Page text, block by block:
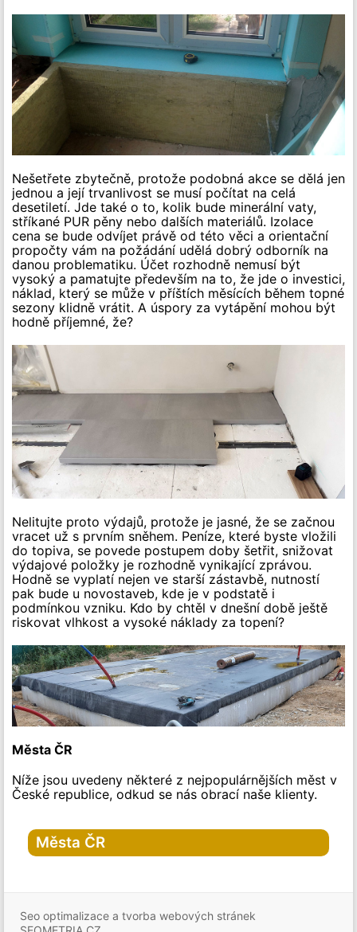
Nešetřete zbytečně, protože podobná akce se dělá jen
jednou a její trvanlivost se musí počítat na celá
desetiletí. Jde také o to, kolik bude minerální vaty,
stříkané PUR pěny nebo dalších materiálů. Izolace
cena se bude odvíjet právě od této věci a orientační
propočty vám na požádání udělá dobrý odborník na
danou problematiku. Účet rozhodně nemusí být
vysoký a pamatujte především na to, že jde o investici,
náklad, který se může v příštích měsících během topné
sezony klidně vrátit. A úspory za vytápění mohou být
hodně příjemné, že?
Nelitujte proto výdajů, protože je jasné, že se začnou
vracet už s prvním sněhem. Peníze, které byste vložili
do topiva, se povede postupem doby šetřit, snižovat
výdajové položky je rozhodně vynikající zprávou.
Hodně se vyplatí nejen ve starší zástavbě, nutností
pak bude u novostaveb, kde je v podstatě i
podmínkou vzniku. Kdo by chtěl v dnešní době ještě
riskovat vlhkost a vysoké náklady za topení?
Města ČR
Níže jsou uvedeny některé z nejpopulárnějších měst v
České republice, odkud se nás obrací naše klienty.
Města ČR
Praha-1
Seo optimalizace a tvorba webových stránek